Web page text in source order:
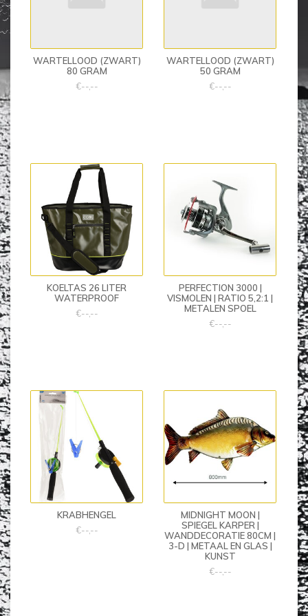
WARTELLOOD (ZWART)
80 GRAM
€--,--
WARTELLOOD (ZWART)
50 GRAM
€--,--
KOELTAS 26 LITER
WATERPROOF
€--,--
PERFECTION 3000 |
VISMOLEN | RATIO 5,2:1 |
METALEN SPOEL
€--,--
KRABHENGEL
€--,--
MIDNIGHT MOON |
SPIEGEL KARPER |
WANDDECORATIE 80CM |
3-D | METAAL EN GLAS |
KUNST
€--,--